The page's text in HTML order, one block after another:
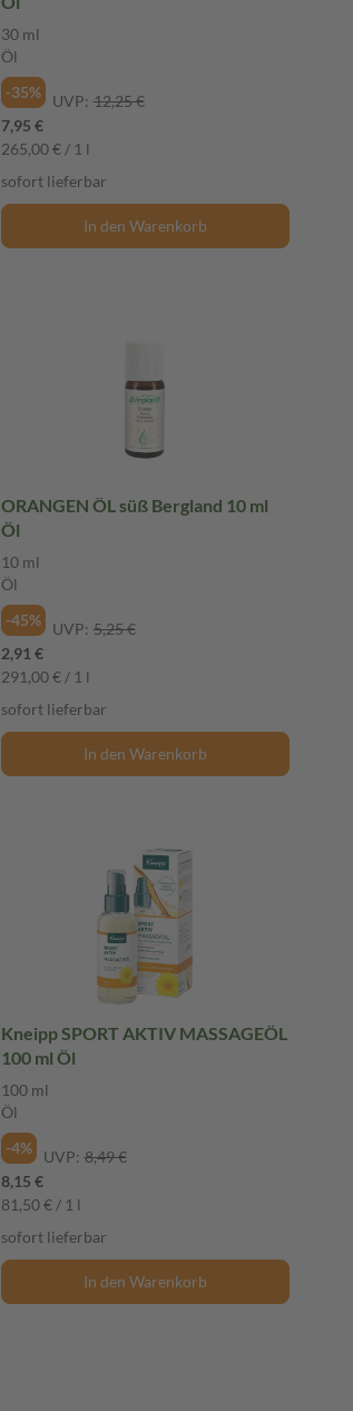
30 ml
Öl
-35%
UVP: 12,25 €
7,95 €
265,00 € / 1 l
sofort lieferbar
In den Warenkorb
ORANGEN ÖL süß Bergland 10 ml
Öl
10 ml
Öl
-45%
UVP: 5,25 €
2,91 €
291,00 € / 1 l
sofort lieferbar
In den Warenkorb
Kneipp SPORT AKTIV MASSAGEÖL
100 ml Öl
100 ml
Öl
-4%
UVP: 8,49 €
8,15 €
81,50 € / 1 l
sofort lieferbar
In den Warenkorb